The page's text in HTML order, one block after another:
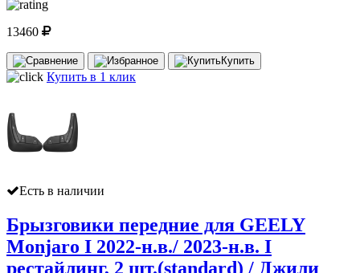
13460
Купить
Купить в 1 клик
Есть в наличии
Брызговики передние для GEELY
Monjaro I 2022-н.в./ 2023-н.в. I
рестайлинг, 2 шт.(standard) / Джили